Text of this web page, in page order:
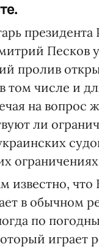
президента
Песков
пролив
том числе и
на вопрос
ли
известно,
в обычном
по
играет